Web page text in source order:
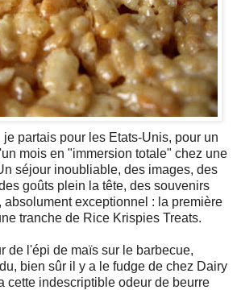
je partais pour les Etats-Unis, pour un
mois en "immersion totale" chez une
séjour inoubliable, des images, des
goûts plein la tête, des souvenirs
absolument exceptionnel : la première
tranche de Rice Krispies Treats.
de l'épi de maïs sur le barbecue,
bien sûr il y a le fudge de chez Dairy
cette indescriptible odeur de beurre